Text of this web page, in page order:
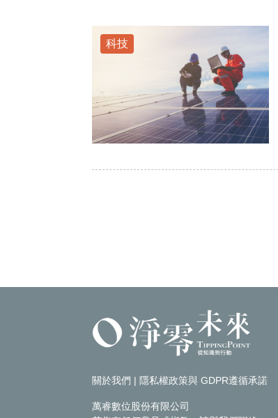
科技
關於我們 | 隱私權政策與 GDPR遵循承諾
萬睿數位股份有限公司